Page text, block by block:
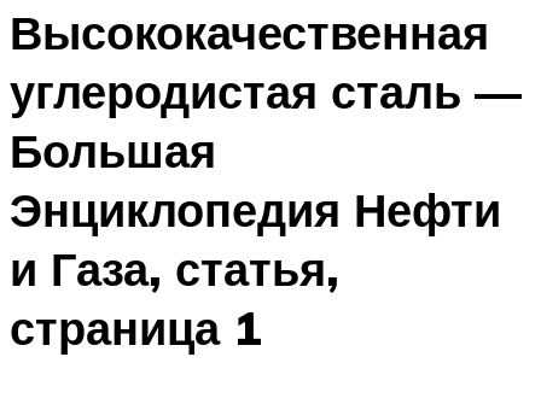
Высококачественная
углеродистая сталь —
Большая
Энциклопедия Нефти
и Газа, статья,
страница 1